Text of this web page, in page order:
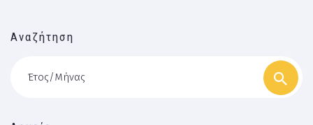
Αναζήτηση
Έτος/Μήνας